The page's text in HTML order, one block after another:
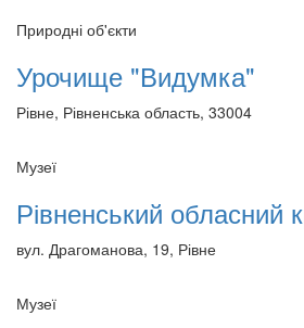
Природні об'єкти
Урочище "Видумка"
Рівне, Рівненська область, 33004
Музеї
Рівненський обласний
вул. Драгоманова, 19, Рівне
Музеї